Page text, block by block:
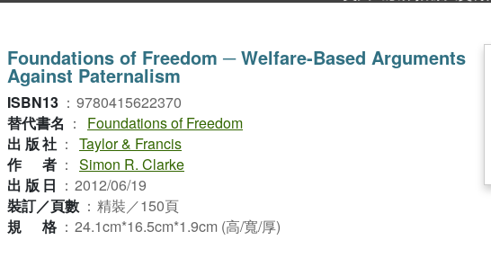
Foundations of Freedom ─ Welfare-Based Arguments
Against Paternalism
ISBN13 ： 9780415622370
替代書名 ：
Foundations of Freedom
出版社 ： Taylor & Francis
作者 ： Simon R. Clarke
出版日 ： 2012/06/19
裝訂／頁數 ： 精裝／150頁
規格 ： 24.1cm*16.5cm*1.9cm (高/寬/厚)